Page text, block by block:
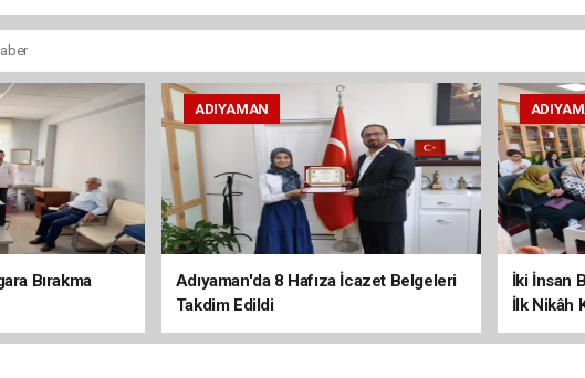
Bırakma
ADIYAMAN
Adıyaman'da 8 Hafıza İcazet Belgeleri
Takdim Edildi
İki İnsan
İlk Nikâh